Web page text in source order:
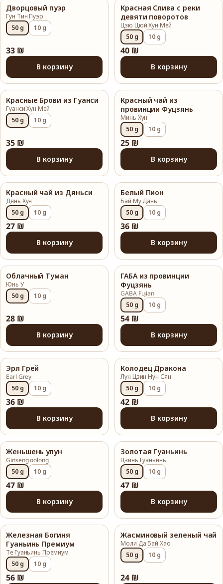
Дворцовый пуэр
Гун Тин Пуэр
50 g
10 g
33 ₪
В корзину
Красная Слива с реки
девяти поворотов
Цзю Цюй Хун Мей
50 g
10 g
40 ₪
В корзину
Красные Брови из Гуанси
Гуанси Хун Мей
50 g
10 g
35 ₪
В корзину
Красный чай из
провинции Фуцзянь
Минь Хун
50 g
10 g
25 ₪
В корзину
Красный чай из Дяньси
Дянь Хун
50 g
10 g
27 ₪
В корзину
Белый Пион
Бай Му Дань
50 g
10 g
36 ₪
В корзину
Облачный Туман
Юнь У
50 g
10 g
28 ₪
В корзину
ГАБА из провинции
Фуцзянь
GABA Fujian
50 g
10 g
54 ₪
В корзину
Эрл Грей
Earl Grey
50 g
10 g
36 ₪
В корзину
Колодец Дракона
Лун Цзин Нун Сян
50 g
10 g
42 ₪
В корзину
Женьшень улун
Ginseng oolong
50 g
10 g
47 ₪
В корзину
Золотая Гуаньинь
Цзинь Гуаньинь
50 g
10 g
47 ₪
В корзину
Железная Богиня
Гуаньинь Премиум
Те Гуаньинь Премиум
50 g
10 g
56 ₪
Жасминовый зеленый чай
Моли Да Бай Хао
50 g
10 g
24 ₪